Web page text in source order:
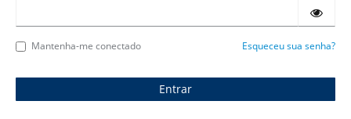
Mantenha-me conectado Esqueceu sua senha?